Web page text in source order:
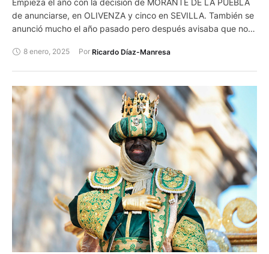
de anunciarse, en OLIVENZA y cinco en SEVILLA. También se
anunció mucho el año pasado pero después avisaba que no
no y no y sí es un mareo para él, las empresas y el público.
8 enero, 2025 Por Ricardo Díaz-Manresa